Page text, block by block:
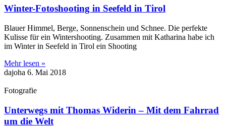
Winter-Fotoshooting in Seefeld in Tirol
Blauer Himmel, Berge, Sonnenschein und Schnee. Die perfekte
Kulisse für ein Wintershooting. Zusammen mit Katharina habe ich
im Winter in Seefeld in Tirol ein Shooting
Mehr lesen »
dajoha 6. Mai 2018
Fotografie
Unterwegs mit Thomas Widerin – Mit dem Fahrrad
um die Welt